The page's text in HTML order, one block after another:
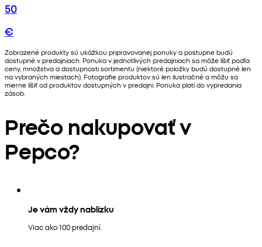
50
€
Zobrazené produkty sú ukážkou pripravovanej ponuky a postupne budú
dostupné v predajniach. Ponuka v jednotlivých predajniach sa môže líšiť podľa
ceny, množstva a dostupnosti sortimentu (niektoré položky budú dostupné len
na vybraných miestach). Fotografie produktov sú len ilustračné a môžu sa
mierne líšiť od produktov dostupných v predajni. Ponuka platí do vypredania
zásob.
Prečo nakupovať v
Pepco?
Je vám vždy nablízku
Viac ako 100 predajní.